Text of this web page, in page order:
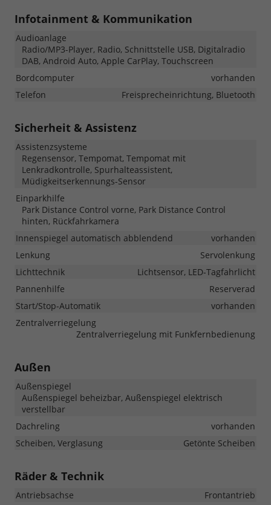
Infotainment & Kommunikation
Audioanlage
Radio/MP3-Player, Radio, Schnittstelle USB, Digitalradio
DAB, Android Auto, Apple CarPlay, Touchscreen
Bordcomputer
vorhanden
Telefon
Freisprecheinrichtung, Bluetooth
Sicherheit & Assistenz
Assistenzsysteme
Regensensor, Tempomat, Tempomat mit
Lenkradkontrolle, Spurhalteassistent,
Müdigkeitserkennungs-Sensor
Einparkhilfe
Park Distance Control vorne, Park Distance Control
hinten, Rückfahrkamera
Innenspiegel automatisch abblendend
vorhanden
Lenkung
Servolenkung
Lichttechnik
Lichtsensor, LED-Tagfahrlicht
Pannenhilfe
Reserverad
Start/Stop-Automatik
vorhanden
Zentralverriegelung
Zentralverriegelung mit Funkfernbedienung
Außen
Außenspiegel
Außenspiegel beheizbar, Außenspiegel elektrisch
verstellbar
Dachreling
vorhanden
Scheiben, Verglasung
Getönte Scheiben
Räder & Technik
Antriebsachse
Frontantrieb